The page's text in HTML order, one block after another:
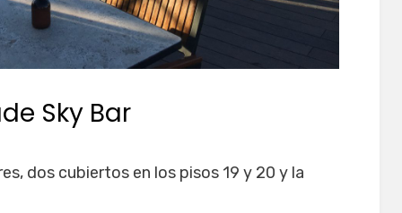
Sky Bar
dos cubiertos en los pisos 19 y 20 y la